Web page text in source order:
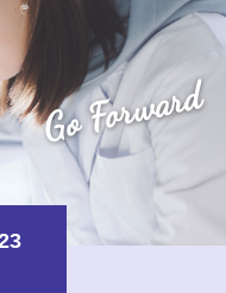
Go Forward